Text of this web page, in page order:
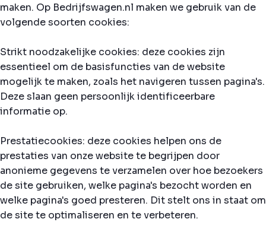
maken. Op Bedrijfswagen.nl maken we gebruik van de
volgende soorten cookies:
Strikt noodzakelijke cookies: deze cookies zijn
essentieel om de basisfuncties van de website
mogelijk te maken, zoals het navigeren tussen pagina's.
Deze slaan geen persoonlijk identificeerbare
informatie op.
Prestatiecookies: deze cookies helpen ons de
prestaties van onze website te begrijpen door
anonieme gegevens te verzamelen over hoe bezoekers
de site gebruiken, welke pagina's bezocht worden en
welke pagina's goed presteren. Dit stelt ons in staat om
de site te optimaliseren en te verbeteren.